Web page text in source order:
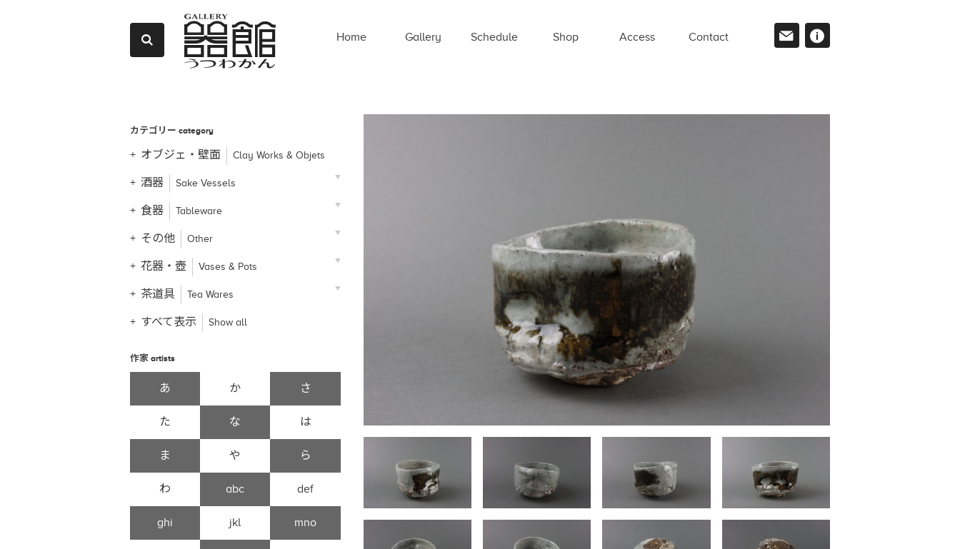
Home Gallery Schedule Shop Access Contact
カテゴリー category
オブジェ・壁面 Clay Works & Objets
酒器 Sake Vessels
食器 Tableware
その他 Other
花器・壺 Vases & Pots
茶道具 Tea Wares
すべて表示 Show all
作家 artists
あ か さ
た な は
ま や ら
わ abc def
ghi jkl mno